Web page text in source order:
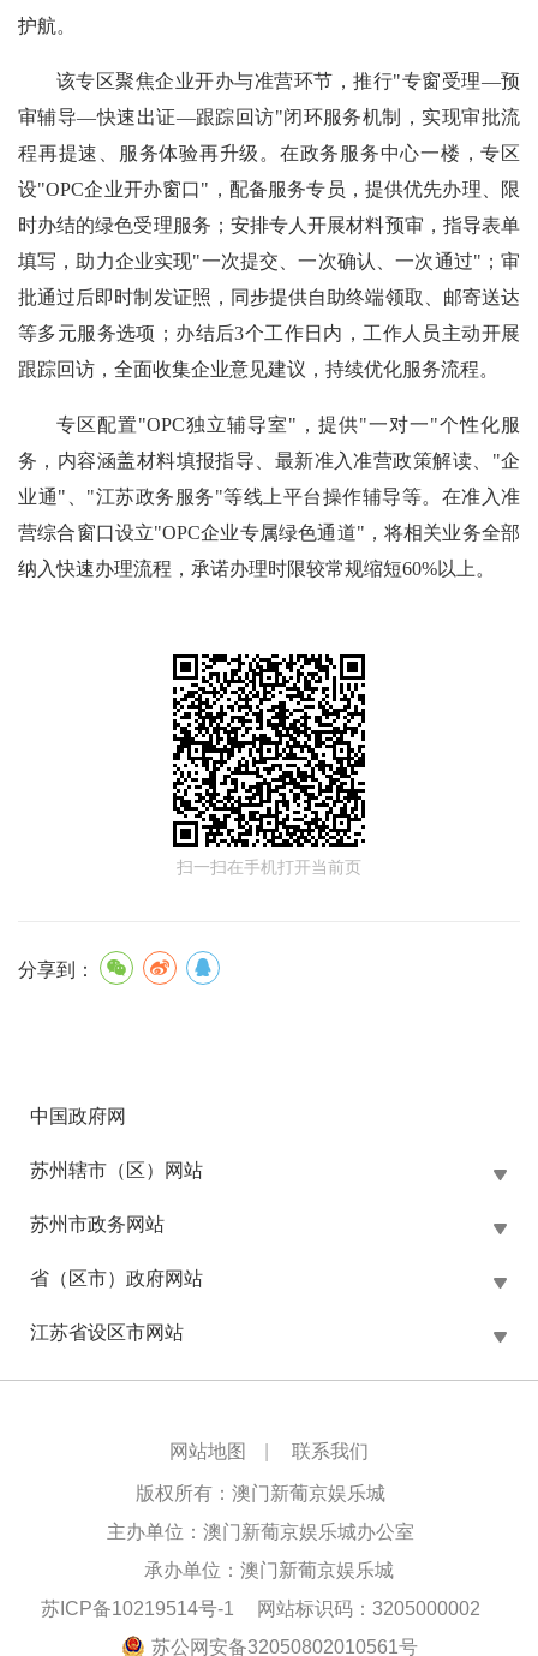
护航。
该专区聚焦企业开办与准营环节，推行"专窗受理—预
审辅导—快速出证—跟踪回访"闭环服务机制，实现审批流
程再提速、服务体验再升级。在政务服务中心一楼，专区
设"OPC企业开办窗口"，配备服务专员，提供优先办理、限
时办结的绿色受理服务；安排专人开展材料预审，指导表单
填写，助力企业实现"一次提交、一次确认、一次通过"；审
批通过后即时制发证照，同步提供自助终端领取、邮寄送达
等多元服务选项；办结后3个工作日内，工作人员主动开展
跟踪回访，全面收集企业意见建议，持续优化服务流程。
专区配置"OPC独立辅导室"，提供"一对一"个性化服
务，内容涵盖材料填报指导、最新准入准营政策解读、"企
业通"、"江苏政务服务"等线上平台操作辅导等。在准入准
营综合窗口设立"OPC企业专属绿色通道"，将相关业务全部
纳入快速办理流程，承诺办理时限较常规缩短60%以上。
扫一扫在手机打开当前页
分享到：
中国政府网
苏州辖市（区）网站
苏州市政务网站
省（区市）政府网站
江苏省设区市网站
网站地图 联系我们
版权所有：澳门新葡京娱乐城
主办单位：澳门新葡京娱乐城办公室
承办单位：澳门新葡京娱乐城
苏ICP备10219514号-1
网站标识码：3205000002
苏公网安备32050802010561号